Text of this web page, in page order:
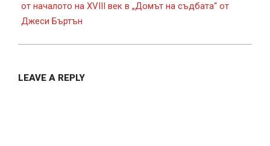
от началото на XVIII век в „Домът на съдбата“ от
Джеси Бъртън
LEAVE A REPLY